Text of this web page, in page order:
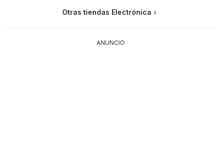
Otras tiendas Electrónica
ANUNCIO